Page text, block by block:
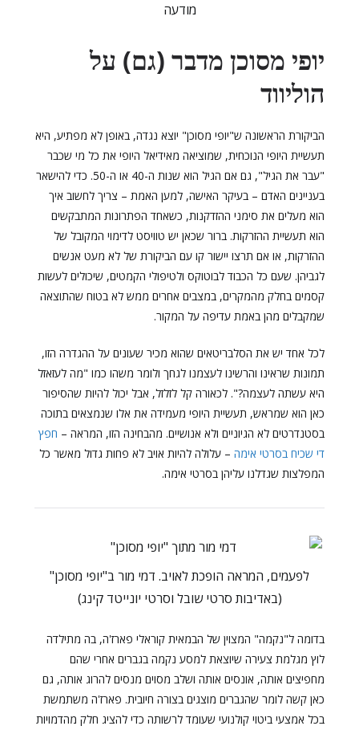
מודעה
יופי מסוכן מדבר (גם) על
הוליווד
הביקורת הראשונה ש"יופי מסוכן" יוצא נגדה, באופן לא מפתיע, היא
תעשיית היופי הנוכחית, שמוציאה מאידיאל היופי את כל מי שכבר
"עבר את הגיל", גם אם הגיל הוא שנות ה-40 או ה-50. כדי להישאר
בעניינים האדם – בעיקר האישה, למען האמת – צריך לחשוב איך
הוא מעלים את סימני ההזדקנות, כשאחד הפתרונות המתבקשים
הוא תעשיית ההזרקות. ברור שכאן יש טוויסט לדימוי המקובל של
ההזרקות, או אם תרצו יישור קו עם הביקורת של לא מעט אנשים
לגביהן. שעם כל הכבוד לבוטוקס ולטיפולי הקמטים, שיכולים לעשות
קסמים בחלק מהמקרים, במצבים אחרים ממש לא בטוח שהתוצאה
שמקבלים מהן באמת עדיפה על המקור.
לכל אחד יש את הסלבריטאים שהוא מכיר שעונים על ההגדרה הזו,
תמונות שראינו והרשינו לעצמנו לגחך ולומר משהו כמו "מה לעזאזל
היא עשתה לעצמה?". לכאורה קל לזלזל, אבל יכול להיות שהסיפור
כאן הוא שמראש, תעשיית היופי מעמידה את אלו שנמצאים בתוכה
בסטנדרטים לא הגיוניים ולא אנושיים. מהבחינה הזו, המראה – חפץ
די שכיח בסרטי אימה– עלולה להיות אויב לא פחות גדול מאשר כל
המפלצות שגדלנו עליהן בסרטי אימה.
לפעמים, המראה הופכת לאויב. דמי מור ב"יופי מסוכן"
(באדיבות סרטי שובל וסרטי יונייטד קינג)
בדומה ל"נקמה" המצוין של הבמאית קוראלי פארז'ה, בה מתילדה
לוץ מגלמת צעירה שיוצאת למסע נקמה בגברים אחרי שהם
מחפיצים אותה, אונסים אותה ושלב מסוים מנסים להרוג אותה, גם
כאן קשה לומר שהגברים מוצגים בצורה חיובית. פארז'ה משתמשת
בכל אמצעי ביטוי קולנועי שעומד לרשותה כדי להציג חלק מהדמויות